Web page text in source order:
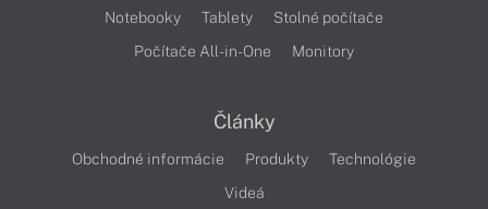
Notebooky Tablety
Stolné počítače
Počítače All-in-One
Monitory
Články
Obchodné informácie Produkty
Technológie
Videá